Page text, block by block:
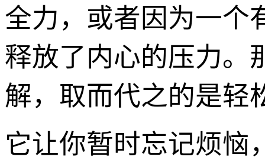
全力，或者因为一个
释放了内心的压力。
解，取而代之的是轻
它让你暂时忘记烦恼